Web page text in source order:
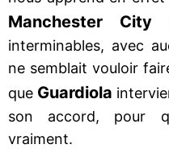
Manchester City
interminables, avec
ne semblait vouloir
que Guardiola
son accord, pour
vraiment.